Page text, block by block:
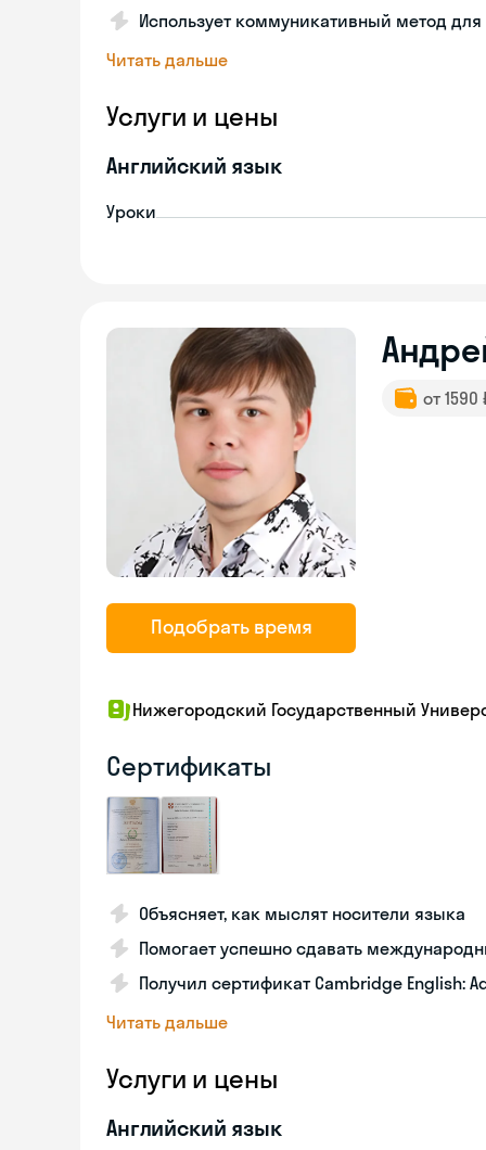
Использует коммуникативный метод
Читать дальше
Услуги и цены
Английский язык
Уроки
Подобрать время
от
Нижегородский Государственный
Сертификаты
Объясняет, как мыслят носители языка
Помогает успешно сдавать
Получил сертификат Cambridge English:
Читать дальше
Услуги и цены
Английский язык